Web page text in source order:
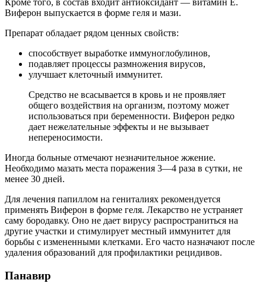
Кроме того, в состав входит антиоксидант — витамин Е.
Виферон выпускается в форме геля и мази.
Препарат обладает рядом ценных свойств:
способствует выработке иммуноглобулинов,
подавляет процессы размножения вирусов,
улучшает клеточный иммунитет.
Средство не всасывается в кровь и не проявляет
общего воздействия на организм, поэтому может
использоваться при беременности. Виферон редко
дает нежелательные эффекты и не вызывает
непереносимости.
Иногда больные отмечают незначительное жжение.
Необходимо мазать места поражения 3—4 раза в сутки, не
менее 30 дней.
Для лечения папиллом на гениталиях рекомендуется
применять Виферон в форме геля. Лекарство не устраняет
саму бородавку. Оно не дает вирусу распространиться на
другие участки и стимулирует местный иммунитет для
борьбы с измененными клетками. Его часто назначают после
удаления образований для профилактики рецидивов.
Панавир